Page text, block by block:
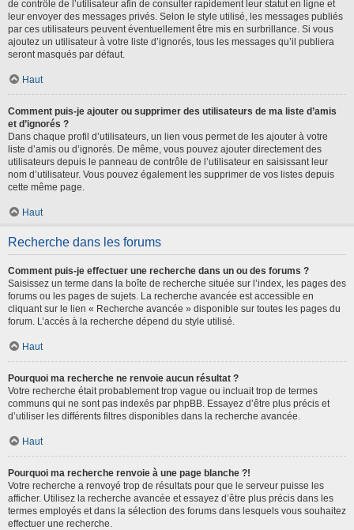
de contrôle de l’utilisateur afin de consulter rapidement leur statut en ligne et
leur envoyer des messages privés. Selon le style utilisé, les messages publiés
par ces utilisateurs peuvent éventuellement être mis en surbrillance. Si vous
ajoutez un utilisateur à votre liste d’ignorés, tous les messages qu’il publiera
seront masqués par défaut.
Haut
Comment puis-je ajouter ou supprimer des utilisateurs de ma liste d’amis
et d’ignorés ?
Dans chaque profil d’utilisateurs, un lien vous permet de les ajouter à votre
liste d’amis ou d’ignorés. De même, vous pouvez ajouter directement des
utilisateurs depuis le panneau de contrôle de l’utilisateur en saisissant leur
nom d’utilisateur. Vous pouvez également les supprimer de vos listes depuis
cette même page.
Haut
Recherche dans les forums
Comment puis-je effectuer une recherche dans un ou des forums ?
Saisissez un terme dans la boîte de recherche située sur l’index, les pages des
forums ou les pages de sujets. La recherche avancée est accessible en
cliquant sur le lien « Recherche avancée » disponible sur toutes les pages du
forum. L’accès à la recherche dépend du style utilisé.
Haut
Pourquoi ma recherche ne renvoie aucun résultat ?
Votre recherche était probablement trop vague ou incluait trop de termes
communs qui ne sont pas indexés par phpBB. Essayez d’être plus précis et
d’utiliser les différents filtres disponibles dans la recherche avancée.
Haut
Pourquoi ma recherche renvoie à une page blanche ?!
Votre recherche a renvoyé trop de résultats pour que le serveur puisse les
afficher. Utilisez la recherche avancée et essayez d’être plus précis dans les
termes employés et dans la sélection des forums dans lesquels vous souhaitez
effectuer une recherche.